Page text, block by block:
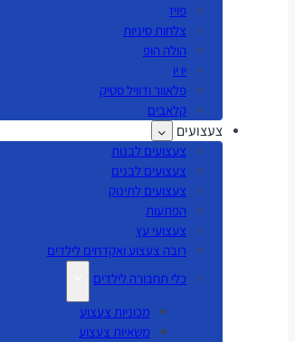
פויז
צלחות סיניות
הולה הופ
יו יו
פלאוור ודוויל סטיק
קלאבים
צעצועים
צעצועים לבנות
צעצועים לבנים
צעצועים לתינוק
הפתעות
צעצועי עץ
רובה צעצוע ואקדחים לילדים
כלי תחבורה לילדים
מכוניות צעצוע
משאיות צעצוע